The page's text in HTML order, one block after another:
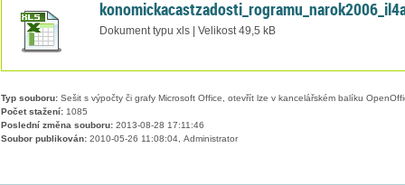
Dokument typu xls | Velikost 49,5 kB
Typ souboru:Sešit s výpočty či grafy Microsoft Office, otevřít lze v kancelářském balíku
Počet stažení:1085
Poslední změna souboru:2013-08-28 17:11:46
Soubor publikován:2010-05-26 11:08:04, Administrator